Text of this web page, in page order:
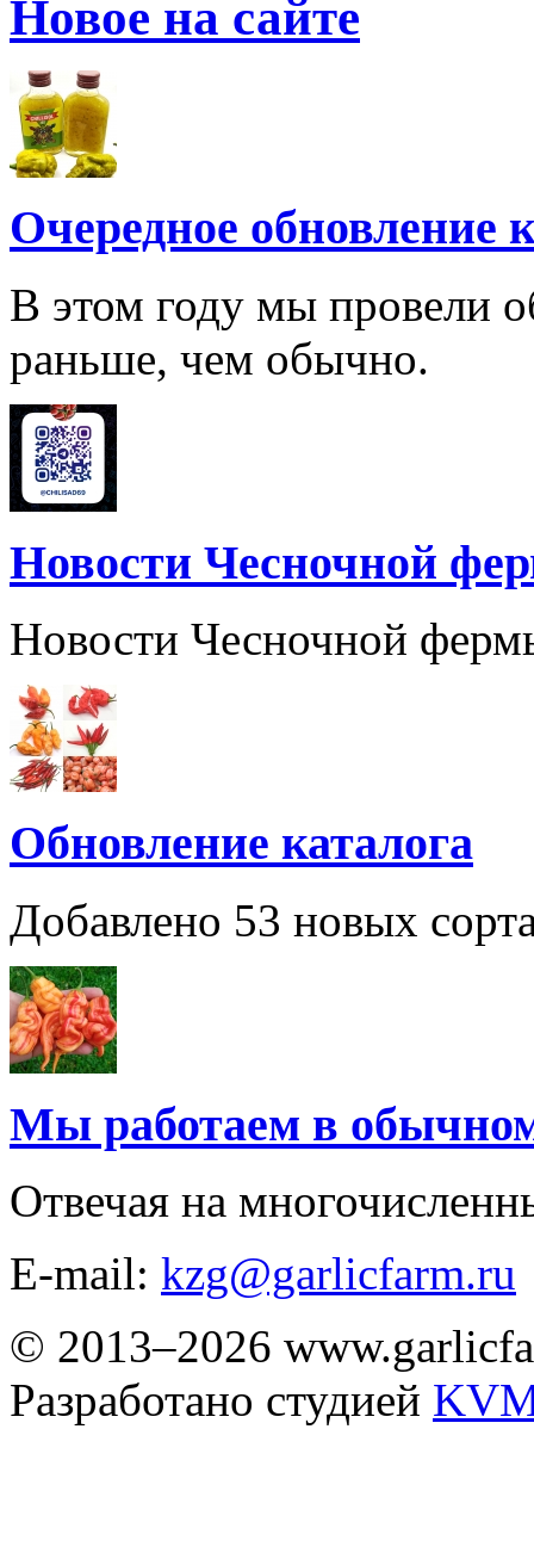
Новое на сайте
Очередное обновление
В этом году мы провели
раньше, чем обычно.
Новости Чесночной
Новости Чесночной
Обновление каталога
Добавлено 53 новых
Мы работаем в
Отвечая на
E-mail: kzg@garlicfarm.ru
© 2013–2026
Разработано студией